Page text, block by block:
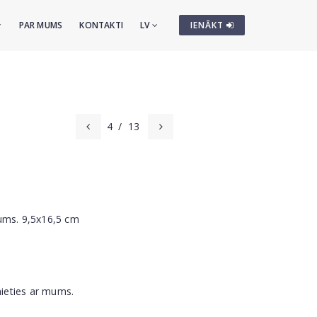
IENĀKT
PAR MUMS KONTAKTI LV
4 / 13
9,5x16,5 cm
ar mums.